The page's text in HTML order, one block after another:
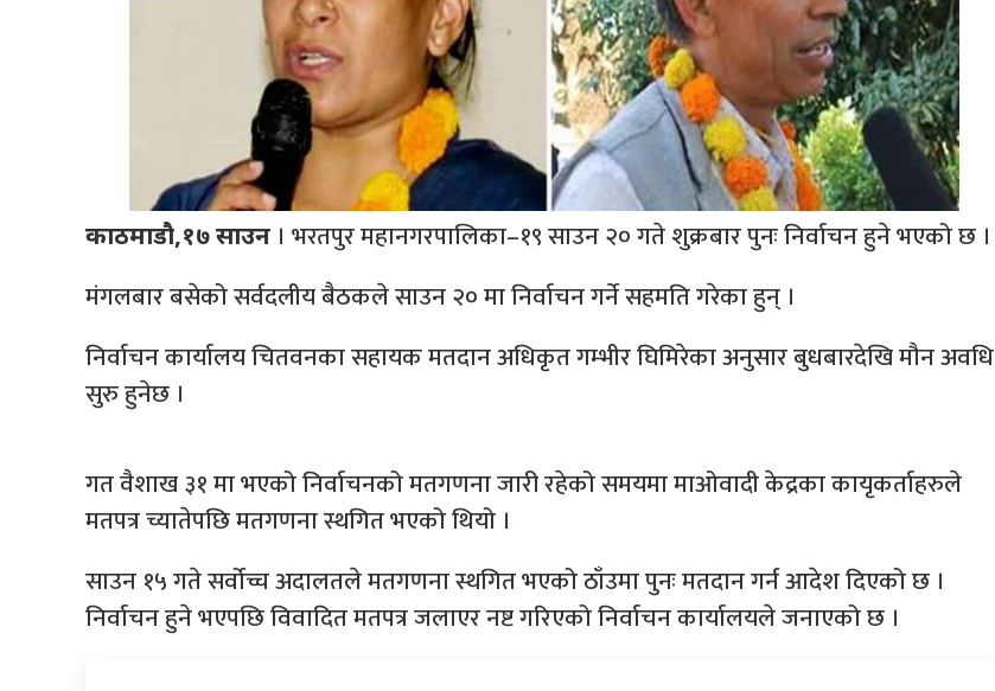
काठमाडौ,१७ साउन । भरतपुर महानगरपालिका–१९ साउन २० गते शुक्रबार पुनः निर्वाचन हुने भएको छ ।
मंगलबार बसेको सर्वदलीय बैठकले साउन २० मा निर्वाचन गर्ने सहमति गरेका हुन् ।
निर्वाचन कार्यालय चितवनका सहायक मतदान अधिकृत गम्भीर घिमिरेका अनुसार बुधबारदेखि मौन अवधि
सुरु हुनेछ ।
गत वैशाख ३१ मा भएको निर्वाचनको मतगणना जारी रहेको समयमा माओवादी केद्रका कायृकर्ताहरुले
मतपत्र च्यातेपछि मतगणना स्थगित भएको थियो ।
साउन १५ गते सर्वोच्च अदालतले मतगणना स्थगित भएको ठाँउमा पुनः मतदान गर्न आदेश दिएको छ ।
निर्वाचन हुने भएपछि विवादित मतपत्र जलाएर नष्ट गरिएको निर्वाचन कार्यालयले जनाएको छ ।